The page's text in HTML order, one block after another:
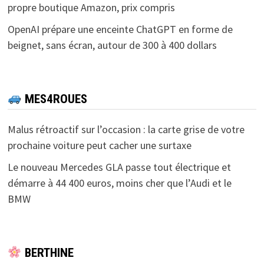
propre boutique Amazon, prix compris
OpenAI prépare une enceinte ChatGPT en forme de
beignet, sans écran, autour de 300 à 400 dollars
MES4ROUES
Malus rétroactif sur l’occasion : la carte grise de votre
prochaine voiture peut cacher une surtaxe
Le nouveau Mercedes GLA passe tout électrique et
démarre à 44 400 euros, moins cher que l’Audi et le
BMW
BERTHINE